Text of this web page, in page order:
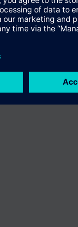
Polityka prywatności